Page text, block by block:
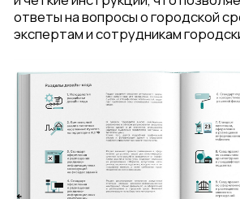
арктических поселений. Город активно внедряет
правила и работает с внешним обликом среды.